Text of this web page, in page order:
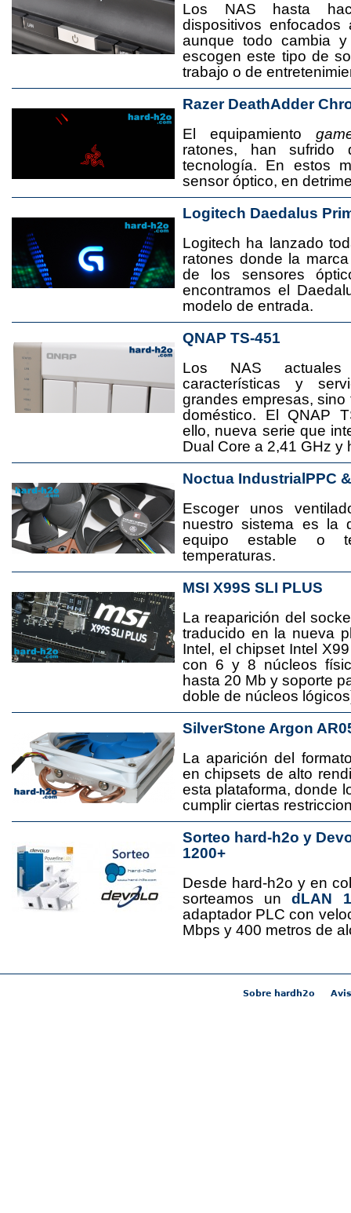
Los NAS hasta
dispositivos
aunque todo cambia
escogen este tipo de
trabajo o de
Razer DeathAdder
El equipamiento
ratones, han sufrido
tecnología. En estos
sensor óptico, en
Logitech Daedalus
Logitech ha lanzado
ratones donde la
de los sensores
encontramos el
modelo de entrada.
QNAP TS-451
Los NAS
características y
grandes empresas,
doméstico. El QNAP
ello, nueva serie que
Dual Core a 2,41 GHz y
Noctua IndustrialPPC
Escoger unos
nuestro sistema es la
equipo estable o
temperaturas.
MSI X99S SLI PLUS
La reaparición del
traducido en la nueva
Intel, el chipset Intel
con 6 y 8 núcleos
hasta 20 Mb y soporte
doble de núcleos
SilverStone Argon
La aparición del
en chipsets de alto
esta plataforma, donde
cumplir ciertas
Sorteo hard-h2o y
1200+
Desde hard-h2o y en
sorteamos undLAN
adaptador PLC con
Mbps y 400 metros de
Sobre hardh2o